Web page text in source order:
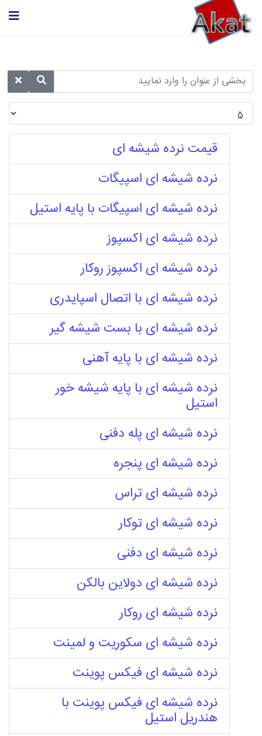
قیمت نرده شیشه ای
نرده شیشه ای اسپیگات
نرده شیشه ای اسپیگات با پایه استیل
نرده شیشه ای اکسپوز
نرده شیشه ای اکسپوز روکار
نرده شیشه ای با اتصال اسپایدری
نرده شیشه ای با بست شیشه گیر
نرده شیشه ای با پایه آهنی
نرده شیشه ای با پایه شیشه خور
استیل
نرده شیشه ای پله دفنی
نرده شیشه ای پنجره
نرده شیشه ای تراس
نرده شیشه ای توکار
نرده شیشه ای دفنی
نرده شیشه ای دولاین بالکن
نرده شیشه ای روکار
نرده شیشه ای سکوریت و لمینت
نرده شیشه ای فیکس پوینت
نرده شیشه ای فیکس پوینت با
هندریل استیل